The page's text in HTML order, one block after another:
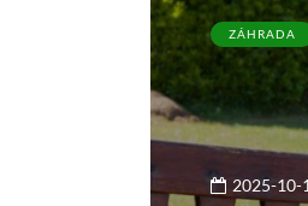
ZÁHRADA
2025-10-